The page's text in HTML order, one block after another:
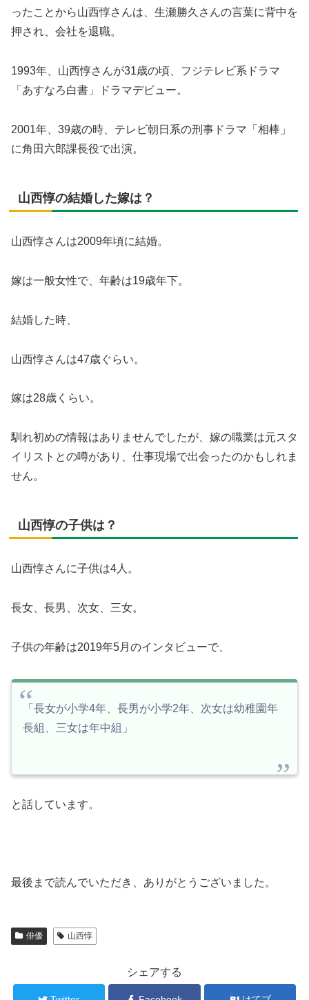
ったことから山西惇さんは、生瀬勝久さんの言葉に背中を
押され、会社を退職。
1993年、山西惇さんが31歳の頃、フジテレビ系ドラマ
「あすなろ白書」ドラマデビュー。
2001年、39歳の時、テレビ朝日系の刑事ドラマ「相棒」
に角田六郎課長役で出演。
山西惇の結婚した嫁は？
山西惇さんは2009年頃に結婚。
嫁は一般女性で、年齢は19歳年下。
結婚した時、
山西惇さんは47歳ぐらい。
嫁は28歳くらい。
馴れ初めの情報はありませんでしたが、嫁の職業は元スタ
イリストとの噂があり、仕事現場で出会ったのかもしれま
せん。
山西惇の子供は？
山西惇さんに子供は4人。
長女、長男、次女、三女。
子供の年齢は2019年5月のインタビューで、
「長女が小学4年、長男が小学2年、次女は幼稚園年
長組、三女は年中組」
と話しています。
最後まで読んでいただき、ありがとうございました。
俳優 山西惇
シェアする